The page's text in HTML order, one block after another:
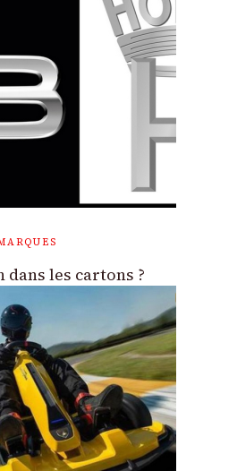
dans les cartons ?